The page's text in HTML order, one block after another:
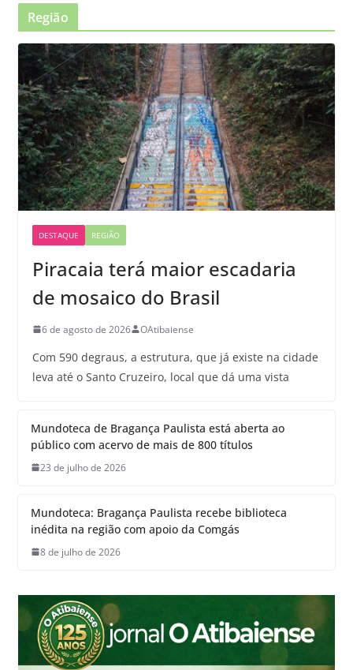
Região
DESTAQUE REGIÃO
Piracaia terá maior escadaria
de mosaico do Brasil
6 de agosto de 2026 OAtibaiense
Com 590 degraus, a estrutura, que já existe na cidade
leva até o Santo Cruzeiro, local que dá uma vista
Mundoteca de Bragança Paulista está aberta ao
público com acervo de mais de 800 títulos
23 de julho de 2026
Mundoteca: Bragança Paulista recebe biblioteca
inédita na região com apoio da Comgás
8 de julho de 2026